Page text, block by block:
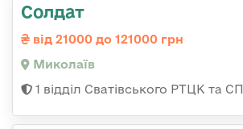
Солдат
від 21000 до 121000 грн
Миколаїв
1 відділ Сватівського РТЦК та СП